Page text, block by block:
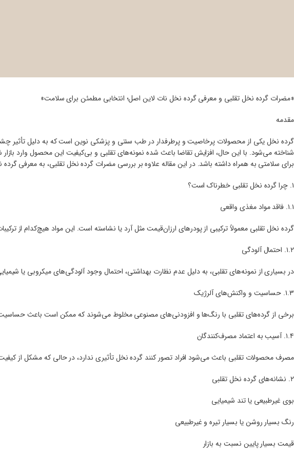
«مضرات گرده نخل تقلبی و معرفی گرده نخل نات لاین اصل؛ انتخابی مطمئن برای سلامت»
مقدمه
گرده نخل یکی از محصولات پرخاصیت و پرطرفدار در طب سنتی و پزشکی نوین است که به دلیل تأثیر
شناخته می‌شود. با این حال، افزایش تقاضا باعث شده نمونه‌های تقلبی و بی‌کیفیت این محصول وارد
برای سلامتی به همراه داشته باشد. در این مقاله علاوه بر بررسی مضرات گرده نخل تقلبی، به معرفی
۱. چرا گرده نخل تقلبی خطرناک است؟
۱.۱. فاقد مواد مغذی واقعی
گرده نخل تقلبی معمولاً ترکیبی از پودرهای ارزان‌قیمت مثل آرد یا نشاسته است. این مواد هیچ‌کدام از
۱.۲. احتمال آلودگی
در بسیاری از نمونه‌های تقلبی، به دلیل عدم نظارت بهداشتی، احتمال وجود آلودگی‌های میکروبی یا
۱.۳. حساسیت و واکنش‌های آلرژیک
برخی از گرده‌های تقلبی با رنگ‌ها و افزودنی‌های مصنوعی مخلوط می‌شوند که ممکن است باعث
۱.۴. آسیب به اعتماد مصرف‌کنندگان
مصرف محصولات تقلبی باعث می‌شود افراد تصور کنند گرده نخل تأثیری ندارد، در حالی که مشکل از
۲. نشانه‌های گرده نخل تقلبی
بوی غیرطبیعی یا تند شیمیایی
رنگ بسیار روشن یا بسیار تیره و غیرطبیعی
قیمت بسیار پایین نسبت به بازار